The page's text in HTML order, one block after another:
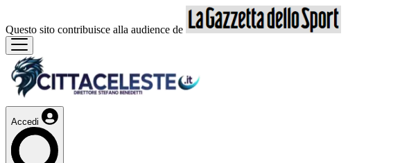
Questo sito contribuisce alla audience de
Accedi